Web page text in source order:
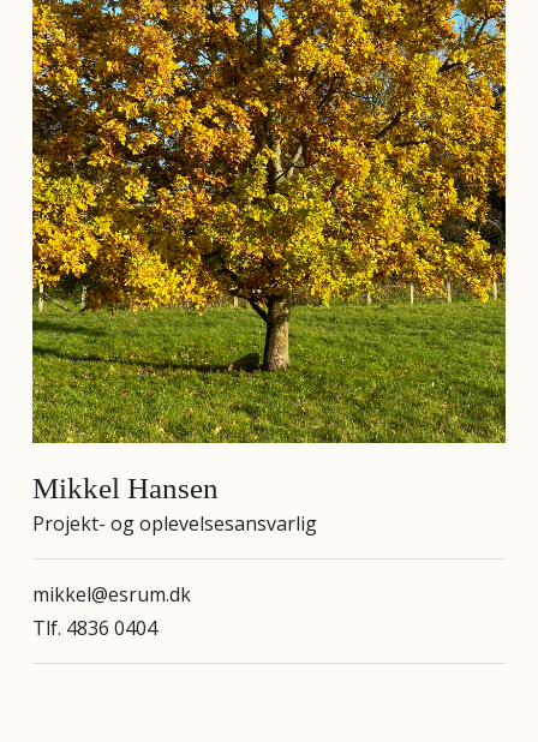
Mikkel Hansen
Projekt- og oplevelsesansvarlig
mikkel@esrum.dk
Tlf. 4836 0404